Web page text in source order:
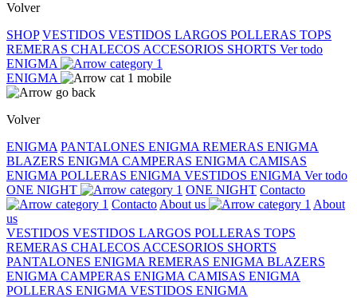
Volver
SHOP VESTIDOS VESTIDOS LARGOS POLLERAS TOPS
REMERAS CHALECOS ACCESORIOS SHORTS Ver todo
ENIGMA
ENIGMA
Volver
ENIGMA PANTALONES ENIGMA REMERAS ENIGMA
BLAZERS ENIGMA CAMPERAS ENIGMA CAMISAS
ENIGMA POLLERAS ENIGMA VESTIDOS ENIGMA Ver todo
ONE NIGHT
ONE NIGHT Contacto
Contacto About us
About
us
VESTIDOS VESTIDOS LARGOS POLLERAS TOPS
REMERAS CHALECOS ACCESORIOS SHORTS
PANTALONES ENIGMA REMERAS ENIGMA BLAZERS
ENIGMA CAMPERAS ENIGMA CAMISAS ENIGMA
POLLERAS ENIGMA VESTIDOS ENIGMA